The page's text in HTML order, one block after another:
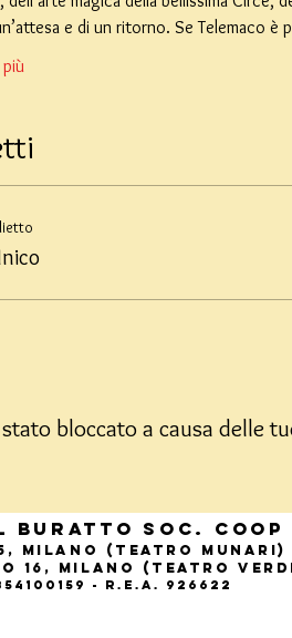
e di un ritorno. Se Telemaco è
bloccato a causa delle
Buratto Soc. Coop
Milano (Teatro Munari)
16, Milano (Teatro
- R.E.A. 926622